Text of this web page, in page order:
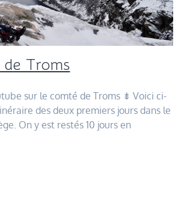
Troms
sur le comté de Troms ⇟ Voici ci-
des deux premiers jours dans le
On y est restés 10 jours en